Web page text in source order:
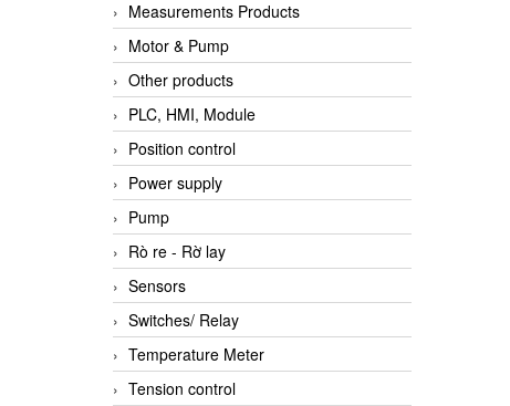
Measurements Products
Motor & Pump
Other products
PLC, HMI, Module
Position control
Power supply
Pump
Rò re - Rờ lay
Sensors
Switches/ Relay
Temperature Meter
Tension control